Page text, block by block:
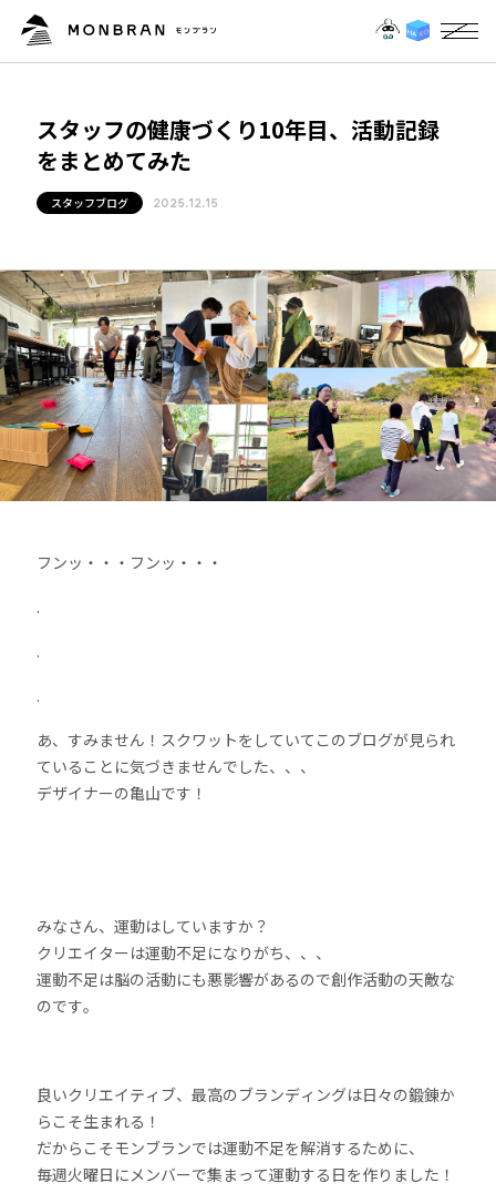
スタッフの健康づくり10年目、活動記録
をまとめてみた
スタッフブログ 2025.12.15
フンッ・・・フンッ・・・
.
.
.
あ、すみません！スクワットをしていてこのブログが見られ
ていることに気づきませんでした、、、
デザイナーの亀山です！
みなさん、運動はしていますか？
クリエイターは運動不足になりがち、、、
運動不足は脳の活動にも悪影響があるので創作活動の天敵な
のです。
良いクリエイティブ、最高のブランディングは日々の鍛錬か
らこそ生まれる！
だからこそモンブランでは運動不足を解消するために、
毎週火曜日にメンバーで集まって運動する日を作りました！